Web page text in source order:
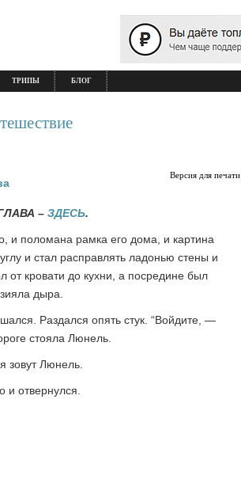
ТРИПЫ БЛОГ
Версия для печати
– ЗДЕСЬ.
и поломана рамка его дома, и картина
и стал расправлять ладонью стены и
от кровати до кухни, а посредине был
дыра.
Раздался опять стук. “Войдите, —
стояла Люнель.
зовут Люнель.
отвернулся.